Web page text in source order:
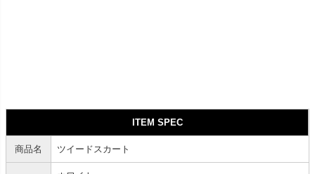
ITEM SPEC
商品名 ツイードスカート